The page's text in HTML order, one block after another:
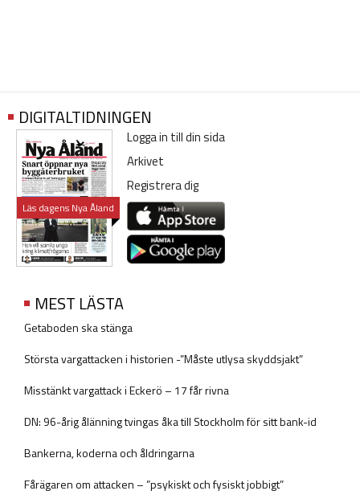
DIGITALTIDNINGEN
Läs dagens Nya Åland
Logga in till din sida
Arkivet
Registrera dig
MEST LÄSTA
Getaboden ska stänga
Största vargattacken i historien -”Måste utlysa skyddsjakt”
Misstänkt vargattack i Eckerö – 17 får rivna
DN: 96-årig ålänning tvingas åka till Stockholm för sitt bank-id
Bankerna, koderna och åldringarna
Fårägaren om attacken – ”psykiskt och fysiskt jobbigt”